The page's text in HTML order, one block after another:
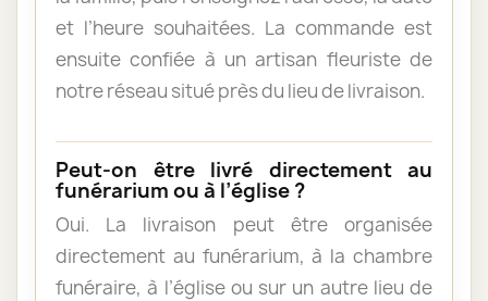
et l’heure souhaitées. La commande est
ensuite confiée à un artisan fleuriste de
notre réseau situé près du lieu de livraison.
Peut-on être livré directement au
funérarium ou à l’église ?
Oui. La livraison peut être organisée
directement au funérarium, à la chambre
funéraire, à l’église ou sur un autre lieu de